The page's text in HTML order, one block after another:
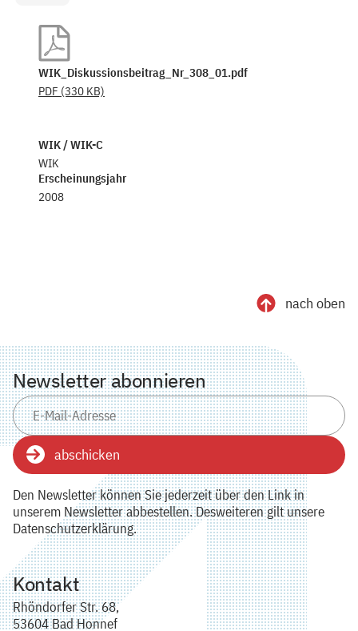
WIK_Diskussionsbeitrag_Nr_308_01.pdf
PDF (330 KB)
WIK / WIK-C
WIK
Erscheinungsjahr
2008
nach oben
Newsletter abonnieren
abschicken
Den Newsletter können Sie jederzeit über den Link in
unserem Newsletter abbestellen. Desweiteren gilt unsere
Datenschutzerklärung.
Kontakt
Rhöndorfer Str. 68,
53604 Bad Honnef